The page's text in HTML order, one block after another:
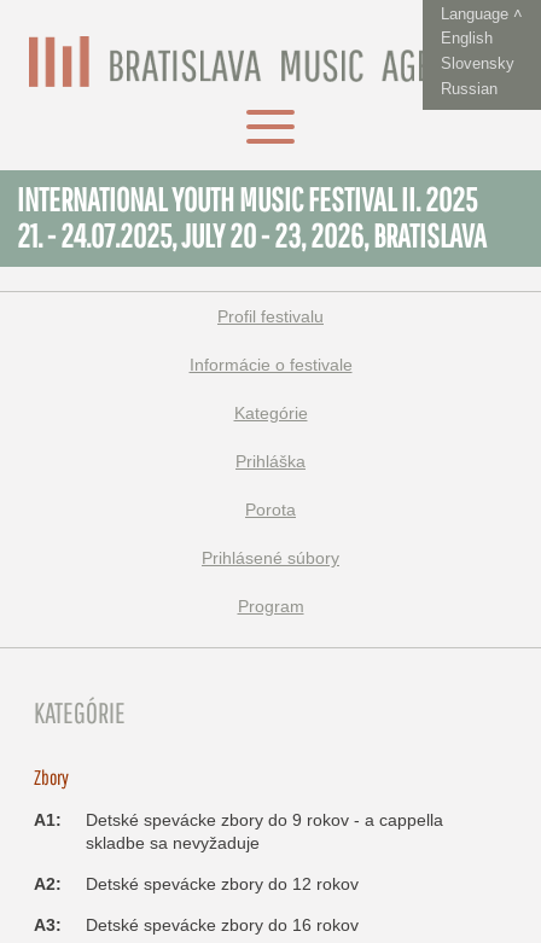
Language ˄
English
Slovensky
Russian
INTERNATIONAL YOUTH MUSIC FESTIVAL II. 2025
21. - 24.07.2025, JULY 20 - 23, 2026, BRATISLAVA
Profil festivalu
Informácie o festivale
Kategórie
Prihláška
Porota
Prihlásené súbory
Program
KATEGÓRIE
Zbory
A1:
Detské spevácke zbory do 9 rokov - a cappella
skladbe sa nevyžaduje
A2: Detské spevácke zbory do 12 rokov
A3: Detské spevácke zbory do 16 rokov